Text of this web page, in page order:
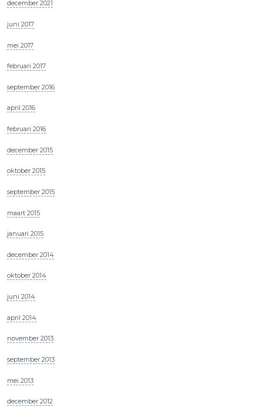
december 2021
juni 2017
mei 2017
februari 2017
september 2016
april 2016
februari 2016
december 2015
oktober 2015
september 2015
maart 2015
januari 2015
december 2014
oktober 2014
juni 2014
april 2014
november 2013
september 2013
mei 2013
december 2012